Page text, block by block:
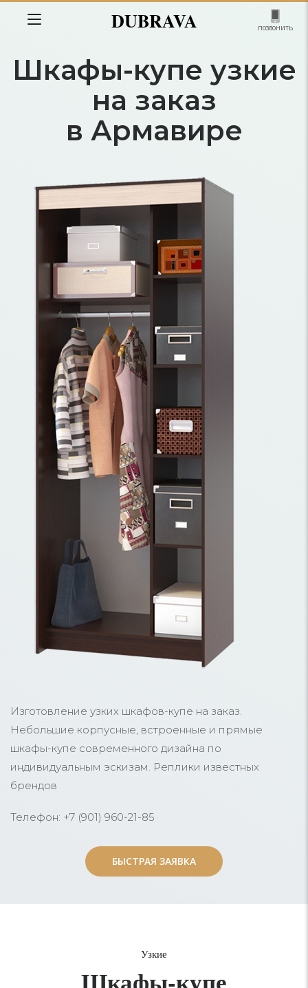
DUBRAVA позвонить
Шкафы-купе узкие
на заказ
в Армавире
Изготовление узких шкафов-купе на заказ.
Небольшие корпусные, встроенные и прямые
шкафы-купе современного дизайна по
индивидуальным эскизам. Реплики известных
брендов
Телефон: +7 (901) 960-21-85
БЫСТРАЯ ЗАЯВКА
БЫСТРАЯ ЗАЯВКА
Узкие